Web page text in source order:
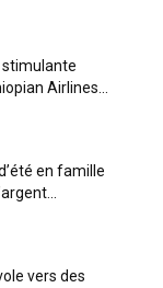
stimulante
Airlines...
en famille
vers des